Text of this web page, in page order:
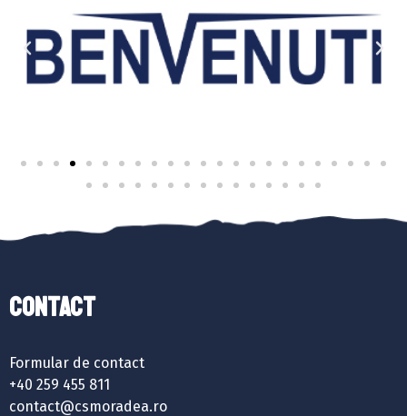
Contact
Formular de contact
+40 259 455 811
contact@csmoradea.ro